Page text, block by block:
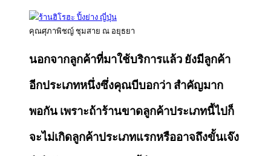
คุณศุภาพิชญ์ ชุมสาย ณ อยุธยา
นอกจากลูกค้าที่มาใช้บริการแล้ว ยังมีลูกค้า
อีกประเภทหนึ่งซึ่งคุณบีบอกว่า สำคัญมาก
พอกัน เพราะถ้าร้านขาดลูกค้าประเภทนี้ไปก็
จะไม่เกิดลูกค้าประเภทแรกหรืออาจถึงขั้นเจ๊ง